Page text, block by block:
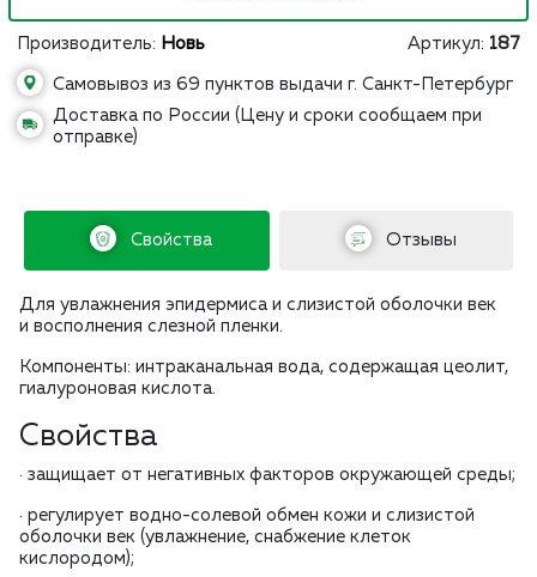
Производитель: Новь Артикул: 187
Самовывоз из 69 пунктов выдачи г. Санкт-Петербург
Доставка по России (Цену и сроки сообщаем при
отправке)
Свойства Отзывы
Для увлажнения эпидермиса и слизистой оболочки век
и восполнения слезной пленки.
Компоненты: интраканальная вода, содержащая цеолит,
гиалуроновая кислота.
Свойства
· защищает от негативных факторов окружающей среды;
· регулирует водно-солевой обмен кожи и слизистой
оболочки век (увлажнение, снабжение клеток
кислородом);